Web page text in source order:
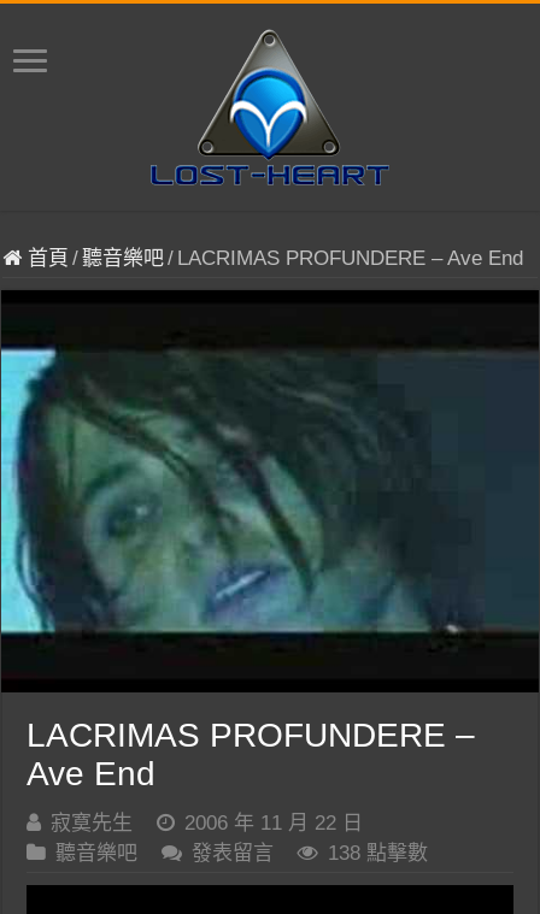
首頁 /聽音樂吧/ LACRIMAS PROFUNDERE – Ave End
LACRIMAS PROFUNDERE –
Ave End
寂寞先生
2006 年 11 月 22 日
聽音樂吧
發表留言 138 點擊數